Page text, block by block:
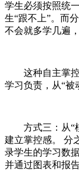
学生必须按照统
生“跟不上”。而
不会就多学几遍
这种自主掌
学习负责，从“被
方式三：从
建立掌控感。 分
录学生的学习数
并通过图表和报